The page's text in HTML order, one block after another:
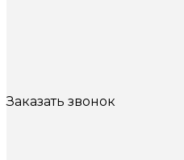
Заказать звонок